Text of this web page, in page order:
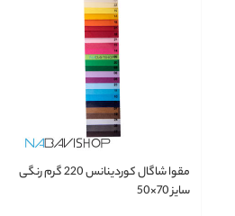
مقوا شاگال کوردینانس 220 گرم رنگی
سایز 70×50